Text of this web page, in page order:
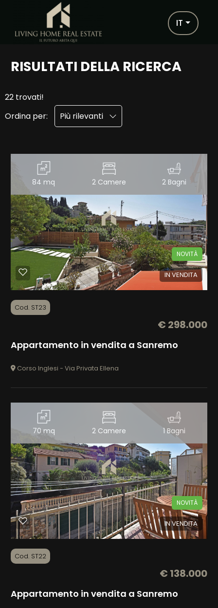
IT
RISULTATI DELLA RICERCA
22 trovati!
Ordina per:
Più rilevanti
84 mq 2 Camere 2 Bagni
IN VENDITA
NOVITÀ
Cod. ST23
€ 298.000
Appartamento in vendita a Sanremo
Corso Inglesi - Via Privata Ellena
70 mq 2 Camere 1 Bagni
IN VENDITA
NOVITÀ
Cod. ST22
€ 138.000
Appartamento in vendita a Sanremo
EN
CHI SIAMO
SERVIZI
PARTNERS
CONTATTI
Contratto
Qualsiasi
Scegli
dove
Imperia
Sanremo
multiscelta
Residenziali
Prezzo
Totale
mq